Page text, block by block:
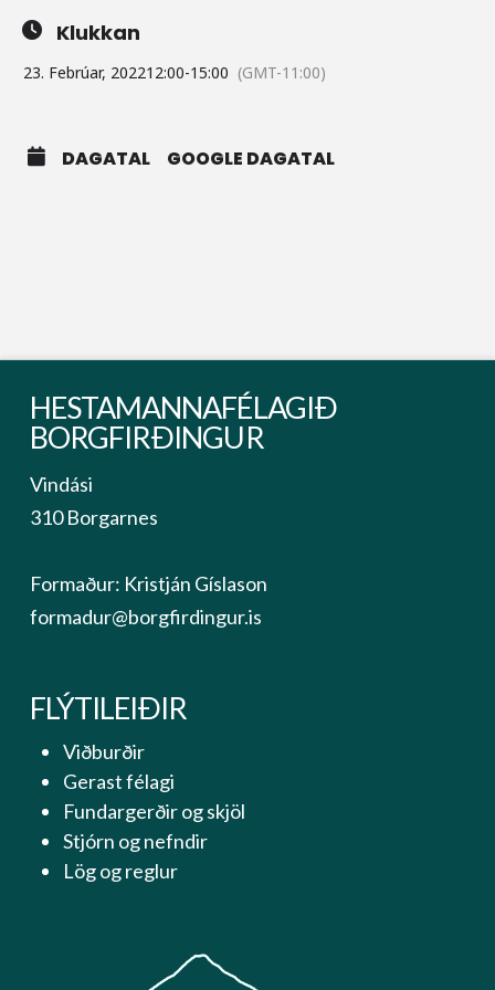
Klukkan
23. Febrúar, 202212:00-15:00 (GMT-11:00)
DAGATAL GOOGLE DAGATAL
HESTAMANNAFÉLAGIÐ
BORGFIRÐINGUR
Vindási
310 Borgarnes
Formaður: Kristján Gíslason
formadur@borgfirdingur.is
FLÝTILEIÐIR
Viðburðir
Gerast félagi
Fundargerðir og skjöl
Stjórn og nefndir
Lög og reglur